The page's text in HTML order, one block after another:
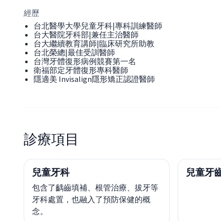
經歷
台北醫學大學兒童牙科|專科訓練醫師
台大醫院牙科部|兼任主治醫師
台大繼續教育講師|臨床研究所助教
台北榮總|最佳受訓醫師
台灣牙體復形病例競賽第一名
衛福部定牙體復形專科醫師
隱適美 Invisalign隱形矯正認證醫師
診療項目
兒童牙科
包含了齲齒填補、根管治療、拔牙等
牙科處置，也融入了預防保健的概
念。
兒童牙